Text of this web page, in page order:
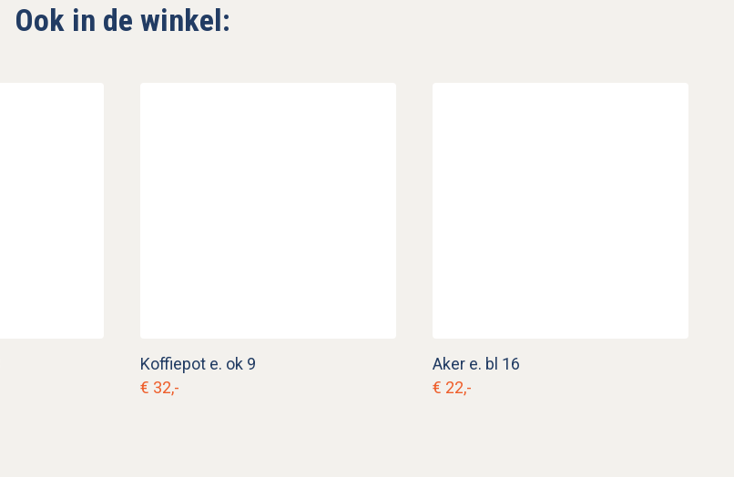
Ook in de winkel:
Koffiepot e. ok 9
€ 32,-
Aker e. bl 16
€ 22,-